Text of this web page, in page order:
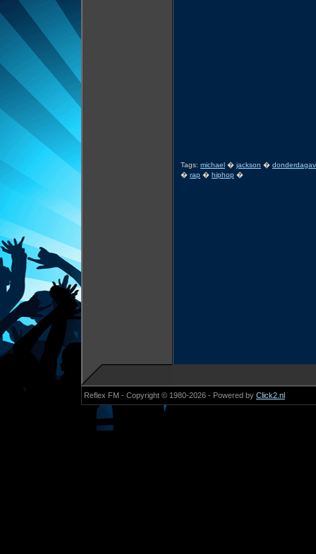
Tags: michael � jackson �
� rap � hiphop �
Reflex FM - Copyright © 1980-2026 - Powered by Click2.nl